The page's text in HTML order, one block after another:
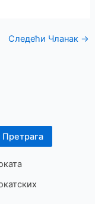
Претрага
Следећи Чланак →